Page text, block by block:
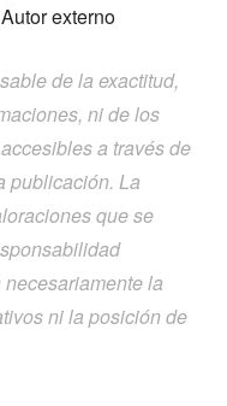
Autor externo
de la exactitud,
ni de los
a través de
publicación. La
que se
la
ni la posición de